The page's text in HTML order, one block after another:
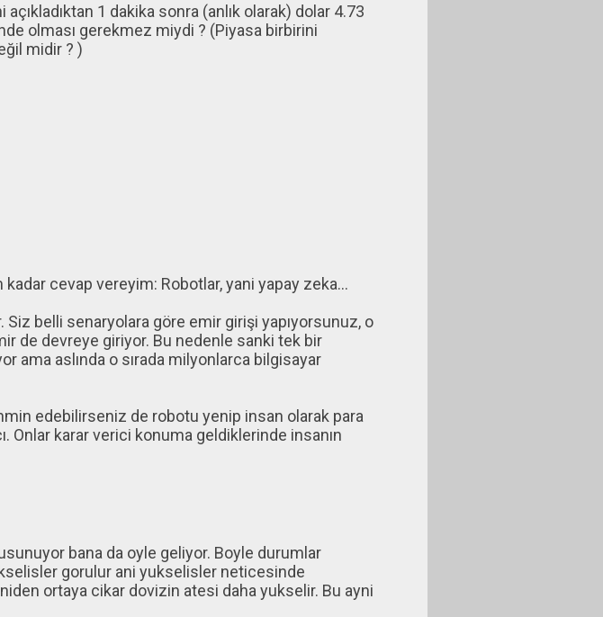
1 dakika sonra (anlık olarak) dolar 4.73
olması gerekmez miydi ? (Piyasa birbirini
midir ? )
cevap vereyim: Robotlar, yani yapay zeka...
Siz belli senaryolara göre emir girişi yapıyorsunuz, o
de devreye giriyor. Bu nedenle sanki tek bir
ama aslında o sırada milyonlarca bilgisayar
edebilirseniz de robotu yenip insan olarak para
Onlar karar verici konuma geldiklerinde insanın
bana da oyle geliyor. Boyle durumlar
gorulur ani yukselisler neticesinde
ortaya cikar dovizin atesi daha yukselir. Bu ayni